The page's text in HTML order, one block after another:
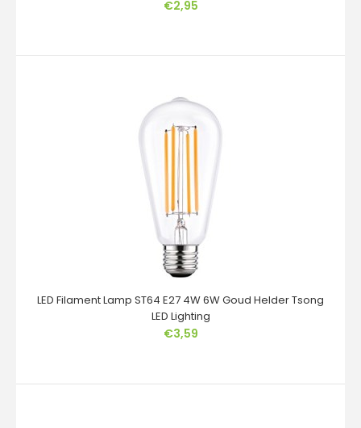
Tsong LED Lighting
€2,95
De LED P45 kogellampen van Tsong LED Lighting
combineren klassieke elegantie met moderne LED-
technol..
€2,95
LED Filament Lamp ST64 E27 4W 6W Goud Helder Tsong
LED Lighting
€3,59